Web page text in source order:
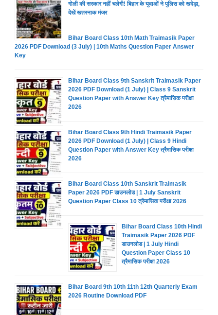
गोली की सरकार नहीं चलेगी! बिहार के युवाओं ने पुलिस को खदेड़ा,
देखें खतरनाक मंजर
Bihar Board Class 10th Math Traimasik Paper
2026 PDF Download (3 July) | 10th Maths Question Paper Answer
Key
Bihar Board Class 9th Sanskrit Traimasik Paper
2026 PDF Download (1 July) | Class 9 Sanskrit
Question Paper with Answer Key त्रैमासिक परीक्षा
2026
Bihar Board Class 9th Hindi Traimasik Paper
2026 PDF Download (1 July) | Class 9 Hindi
Question Paper with Answer Key त्रैमासिक परीक्षा
2026
Bihar Board Class 10th Sanskrit Traimasik
Paper 2026 PDF डाउनलोड | 1 July Sanskrit
Question Paper Class 10 त्रैमासिक परीक्षा 2026
Bihar Board Class 10th Hindi
Traimasik Paper 2026 PDF
डाउनलोड | 1 July Hindi
Question Paper Class 10
त्रैमासिक परीक्षा 2026
Bihar Board 9th 10th 11th 12th Quarterly Exam
2026 Routine Download PDF